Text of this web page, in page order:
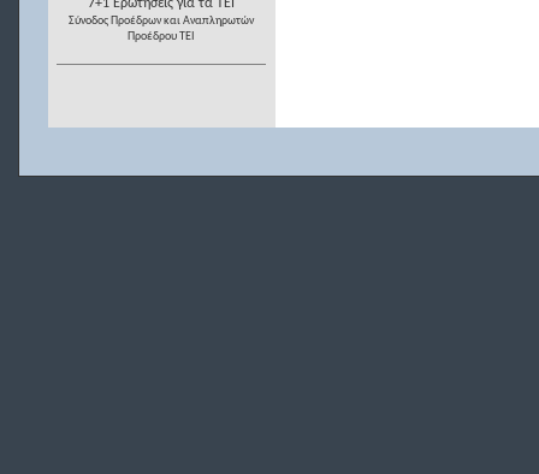
7+1 Ερωτήσεις για τα ΤΕΙ
Σύνοδος Προέδρων και Αναπληρωτών
Προέδρου ΤΕΙ